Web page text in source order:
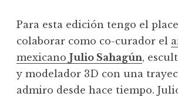
Para esta edición tengo el
colaborar como co-curador el
mexicano Julio Sahagún,
y modelador 3D con una
admiro desde hace tiempo.